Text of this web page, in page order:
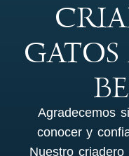
Agradecemos
conocer y
Nuestro